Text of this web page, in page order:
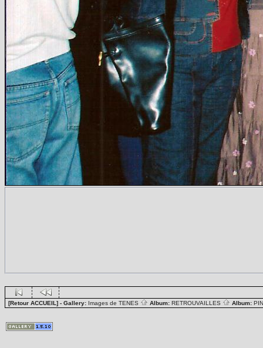
[Retour ACCUEIL] - Gallery: Images de TENES Album: RETROUVAILLES Album: